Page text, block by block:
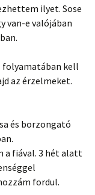
ilyet. Sose
van-e valójában
folyamatában kell
az érzelmeket.
és borzongató
a fiával. 3 hét alatt
fordul.